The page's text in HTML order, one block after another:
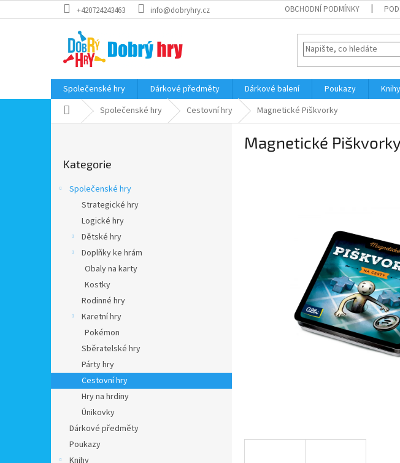
na
+420724243463 info@dobryhry.cz OBCHODNÍ PODMÍNKY
Společenské hry Dárkové předměty Dárkové balení Poukazy Knihy
Domů Společenské hry Cestovní hry Magnetické Piškvorky
kategorie
Kategorie
Společenské hry
Strategické hry
Logické hry
Dětské hry
Doplňky ke hrám
Obaly na karty
Kostky
Rodinné hry
Karetní hry
Pokémon
Sběratelské hry
Párty hry
Cestovní hry
Hry na hrdiny
Únikovky
Dárkové předměty
Poukazy
Knihy
Magnetické Piškvorky